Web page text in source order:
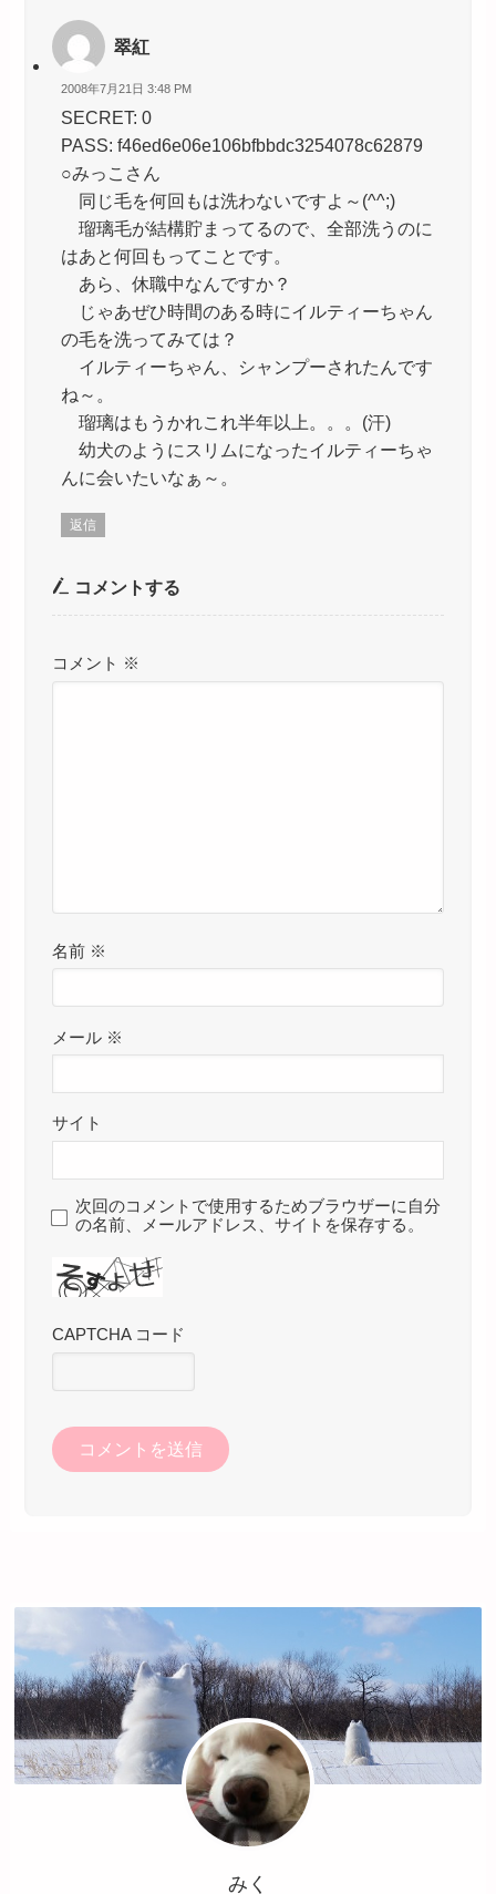
翠紅
2008年7月21日 3:48 PM
SECRET: 0
PASS: f46ed6e06e106bfbbdc3254078c62879
○みっこさん
同じ毛を何回もは洗わないですよ～(^^;)
瑠璃毛が結構貯まってるので、全部洗うのに
はあと何回もってことです。
あら、休職中なんですか？
じゃあぜひ時間のある時にイルティーちゃん
の毛を洗ってみては？
イルティーちゃん、シャンプーされたんです
ね～。
瑠璃はもうかれこれ半年以上。。。(汗)
幼犬のようにスリムになったイルティーちゃ
んに会いたいなぁ～。
返信
コメントする
コメント ※
名前 ※
メール ※
サイト
次回のコメントで使用するためブラウザーに自分
の名前、メールアドレス、サイトを保存する。
CAPTCHA コード
みく